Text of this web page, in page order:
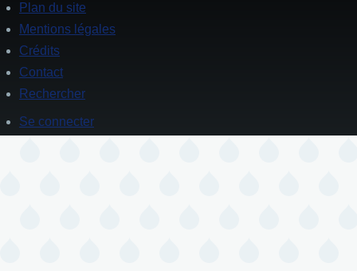
FooterPlan du site
Mentions légales
Crédits
Contact
Rechercher
User
account
Se connecter